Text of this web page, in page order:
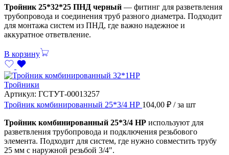
Тройник 25*32*25 ПНД черный — фитинг для разветвления
трубопровода и соединения труб разного диаметра. Подходит
для монтажа систем из ПНД, где важно надежное и
аккуратное ответвление.
В корзину
Тройники
Артикул: ГСТУТ-00013257
Тройник комбинированный 25*3/4 НР 104,00 ₽ / за шт
Тройник комбинированный 25*3/4 НР используют для
разветвления трубопровода и подключения резьбового
элемента. Подходит для систем, где нужно совместить трубу
25 мм с наружной резьбой 3/4".